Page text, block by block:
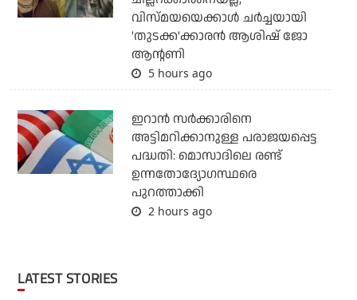
വിസ്മയയെക്കാള്‍ ചര്‍ച്ചയായി
'തുടക്ക'ക്കാരന്‍ ആശിഷ് ജോ
ആന്റണി
5 hours ago
ഇറാന്‍ സര്‍ക്കാരിനെ
അട്ടിമറിക്കാനുള്ള പരാജയപ്പെട്ട
പദ്ധതി: മൊസാദിലെ രണ്ട്
ഉന്നതോദ്യോഗസ്ഥരെ
പുറത്താക്കി
2 hours ago
LATEST STORIES